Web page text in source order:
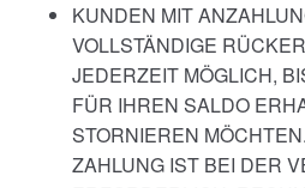
KUNDEN MIT
VOLLSTÄNDIGE
JEDERZEIT MÖGLICH,
FÜR IHREN SALDO
STORNIEREN
ZAHLUNG IST BEI DER